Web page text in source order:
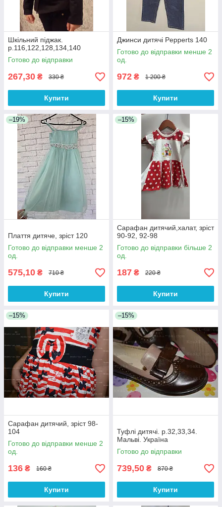
Шкільний піджак.
р.116,122,128,134,140
Готово до відправки
267,30 ₴ 330 ₴
Купити
Джинси дитячі Pepperts 140
Готово до відправки менше 2
од.
972 ₴ 1 200 ₴
Купити
–19%
Плаття дитяче, зріст 120
Готово до відправки менше 2
од.
575,10 ₴ 710 ₴
Купити
–15%
Сарафан дитячий,халат, зріст
90-92, 92-98
Готово до відправки більше 2
од.
187 ₴ 220 ₴
Купити
–15%
Сарафан дитячий, зріст 98-
104
Готово до відправки менше 2
од.
136 ₴ 160 ₴
Купити
–15%
Туфлі дитячі. р.32,33,34.
Мальві. Україна
Готово до відправки
739,50 ₴ 870 ₴
Купити